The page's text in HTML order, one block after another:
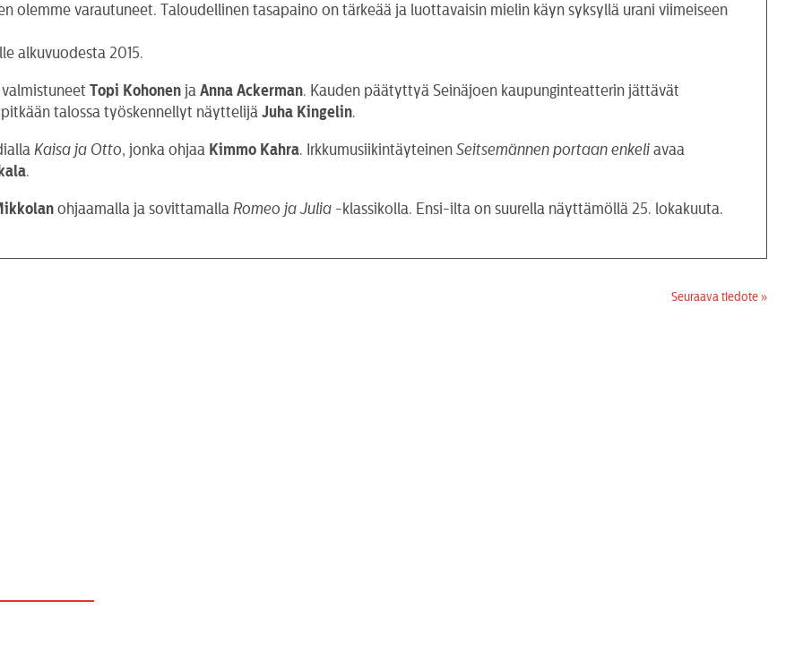
olemme varautuneet. Taloudellinen tasapaino on tärkeää ja luottavaisin mielin käyn syksyllä urani viimeiseen
alkuvuodesta 2015.
valmistuneetTopi Kohonen jaAnna Ackerman. Kauden päätyttyä Seinäjoen kaupunginteatterin jättävät
talossa työskennellyt näyttelijäJuha Kingelin.
Kaisa ja Otto, jonka ohjaa Kimmo Kahra. IrkkumusiikintäyteinenSeitsemännen portaan enkeli avaa
.
ohjaamalla ja sovittamalla Romeo ja Julia -klassikolla. Ensi-ilta on suurella näyttämöllä 25. lokakuuta.
Seuraava tiedote »